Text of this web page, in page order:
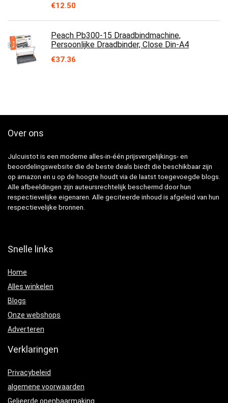
€12.50
Peach Pb300-15 Draadbindmachine,
Persoonlijke Draadbinder, Close Din-A4
€37.36
Over ons
Julcuistot is een moderne alles-in-één prijsvergelijkings- en
beoordelingswebsite die de beste deals biedt die beschikbaar zijn
op amazon en u op de hoogte houdt via de laatst toegevoegde blogs.
Alle afbeeldingen zijn auteursrechtelijk beschermd door hun
respectievelijke eigenaren. Alle geciteerde inhoud is afgeleid van hun
respectievelijke bronnen.
Snelle links
Home
Alles winkelen
Blogs
Onze webshops
Adverteren
Verklaringen
Privacybeleid
algemene voorwaarden
Gelieerde openbaarmaking